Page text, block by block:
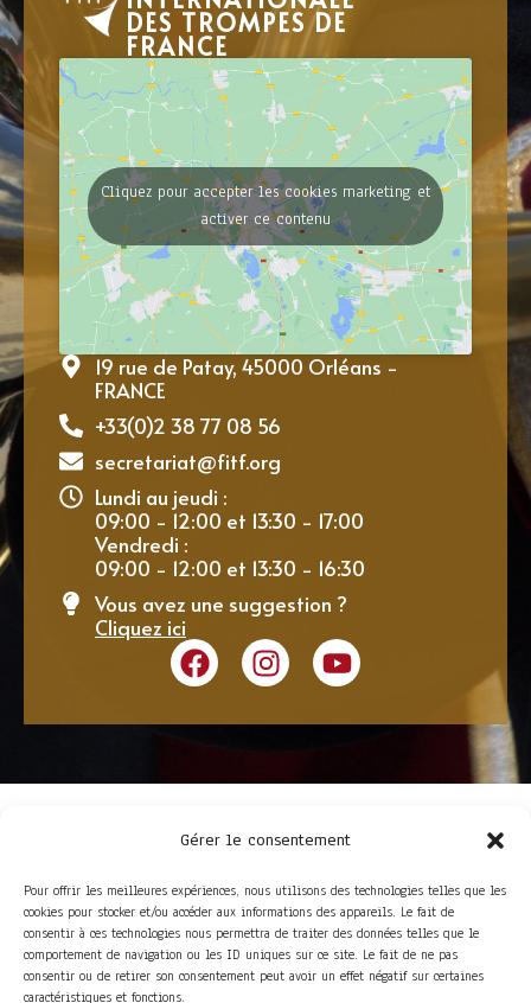
Gérer le consentement
Pour offrir les meilleures expériences, nous utilisons des technologies telles que les
cookies pour stocker et/ou accéder aux informations des appareils. Le fait de
consentir à ces technologies nous permettra de traiter des données telles que le
comportement de navigation ou les ID uniques sur ce site. Le fait de ne pas
consentir ou de retirer son consentement peut avoir un effet négatif sur certaines
caractéristiques et fonctions.
DES TROMPES DE
FRANCE
Cliquez pour accepter les cookies marketing et
activer ce contenu
19 rue de Patay, 45000 Orléans -
FRANCE
+33(0)2 38 77 08 56
secretariat@fitf.org
Lundi au jeudi :
09:00 - 12:00 et 13:30 - 17:00
Vendredi :
09:00 - 12:00 et 13:30 - 16:30
Vous avez une suggestion ?
Cliquez ici
ACCÈS RAPIDE